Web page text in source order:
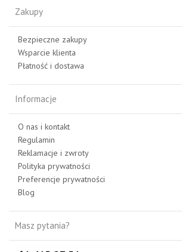
Zakupy
Bezpieczne zakupy
Wsparcie klienta
Płatność i dostawa
Informacje
O nas i kontakt
Regulamin
Reklamacje i zwroty
Polityka prywatności
Preferencje prywatności
Blog
Masz pytania?